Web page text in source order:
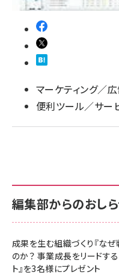
マーケティング／
便利ツール／サー
編集部からのおし
成果を生む組織づくり『な
のか？ 事業成長をリードす
ト』を3名様にプレゼント